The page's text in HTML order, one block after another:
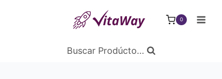
0
Buscar Prodúcto...